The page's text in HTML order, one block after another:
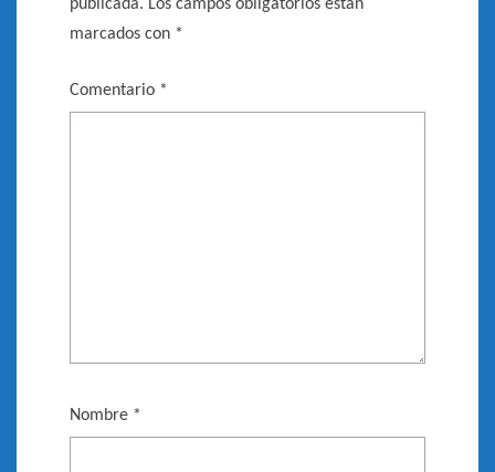
publicada. Los campos obligatorios están
marcados con *
Comentario *
Nombre *